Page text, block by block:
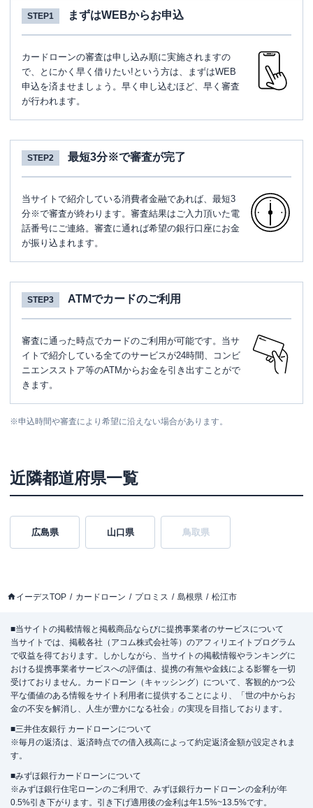
STEP1 まずはWEBからお申込
カードローンの審査は申し込み順に実施されますの
で、とにかく早く借りたい!という方は、まずはWEB
申込を済ませましょう。早く申し込むほど、早く審査
が行われます。
STEP2 最短3分※で審査が完了
当サイトで紹介している消費者金融であれば、最短3
分※で審査が終わります。審査結果はご入力頂いた電
話番号にご連絡。審査に通れば希望の銀行口座にお金
が振り込まれます。
STEP3 ATMでカードのご利用
審査に通った時点でカードのご利用が可能です。当サ
イトで紹介している全てのサービスが24時間、コンビ
ニエンスストア等のATMからお金を引き出すことがで
きます。
※申込時間や審査により希望に沿えない場合があります。
近隣都道府県一覧
広島県 山口県 鳥取県
イーデスTOP カードローン プロミス 島根県 松江市
■当サイトの掲載情報と掲載商品ならびに提携事業者のサービスについて
当サイトでは、掲載各社（アコム株式会社等）のアフィリエイトプログラム
で収益を得ております。しかしながら、当サイトの掲載情報やランキングに
おける提携事業者サービスへの評価は、提携の有無や金銭による影響を一切
受けておりません。カードローン（キャッシング）について、客観的かつ公
平な価値のある情報をサイト利用者に提供することにより、「世の中からお
金の不安を解消し、人生が豊かになる社会」の実現を目指しております。
■三井住友銀行 カードローンについて
※毎月の返済は、返済時点での借入残高によって約定返済金額が設定されま
す。
■みずほ銀行カードローンについて
※みずほ銀行住宅ローンのご利用で、みずほ銀行カードローンの金利が年
0.5%引き下がります。引き下げ適用後の金利は年1.5%~13.5%です。